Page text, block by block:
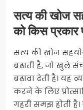
सत्य की खोज
को किस प्रकार
सत्य की खोज
बढ़ाती है, जो खुले
बढ़ावा देती है। यह
करने के लिए
गहरी समझ होती